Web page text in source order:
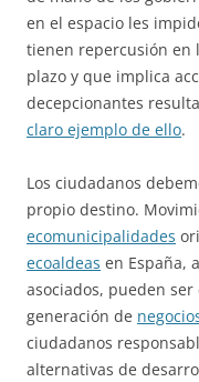
en el espacio les
tienen repercusión en
plazo y que implica
decepcionantes
claro ejemplo de ello.
Los ciudadanos
propio destino.
ecomunicipalidades
ecoaldeas en España,
asociados, pueden
generación de
ciudadanos
alternativas de